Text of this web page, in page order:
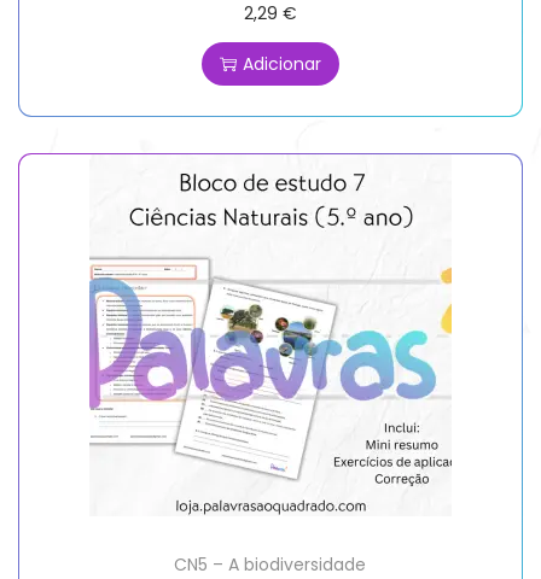
2,29 €
Adicionar
CN5 – A biodiversidade